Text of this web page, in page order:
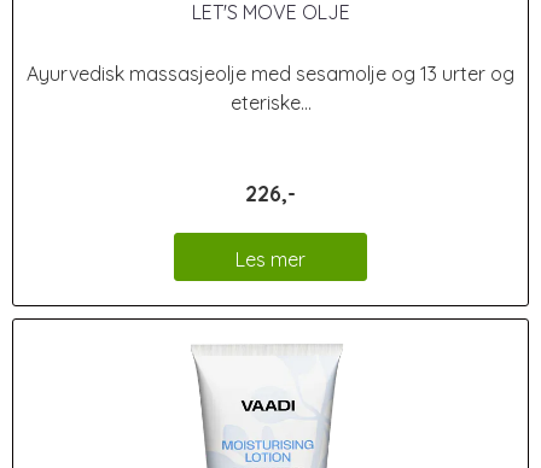
LET'S MOVE OLJE
Ayurvedisk massasjeolje med sesamolje og 13 urter og
eteriske...
226,-
Les mer